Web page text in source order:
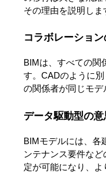
その理由を説明しま
コラボレーショ
BIMは、すべての関
す。CADのように
の関係者が同じモデ
データ駆動型の意
BIMモデルには、各
ンテナンス要件な
定が可能になり、よ